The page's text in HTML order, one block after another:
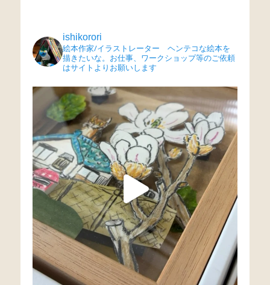
ishikorori
絵本作家/イラストレーター ヘンテコな絵本を
描きたいな。お仕事、ワークショップ等のご依頼
はサイトよりお願いします